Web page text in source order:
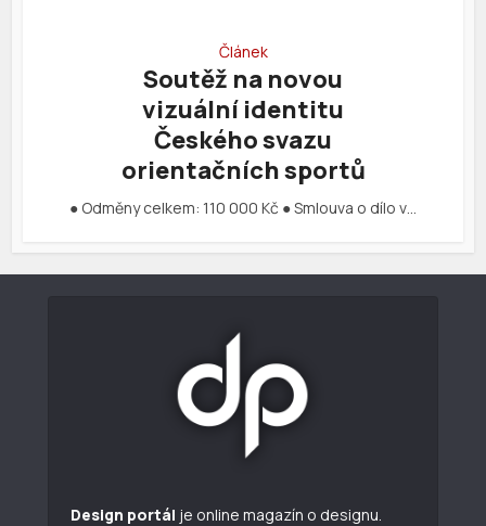
Článek
Soutěž na novou
vizuální identitu
Českého svazu
orientačních sportů
● Odměny celkem: 110 000 Kč ● Smlouva o dílo v…
Design portál je online magazín o designu.